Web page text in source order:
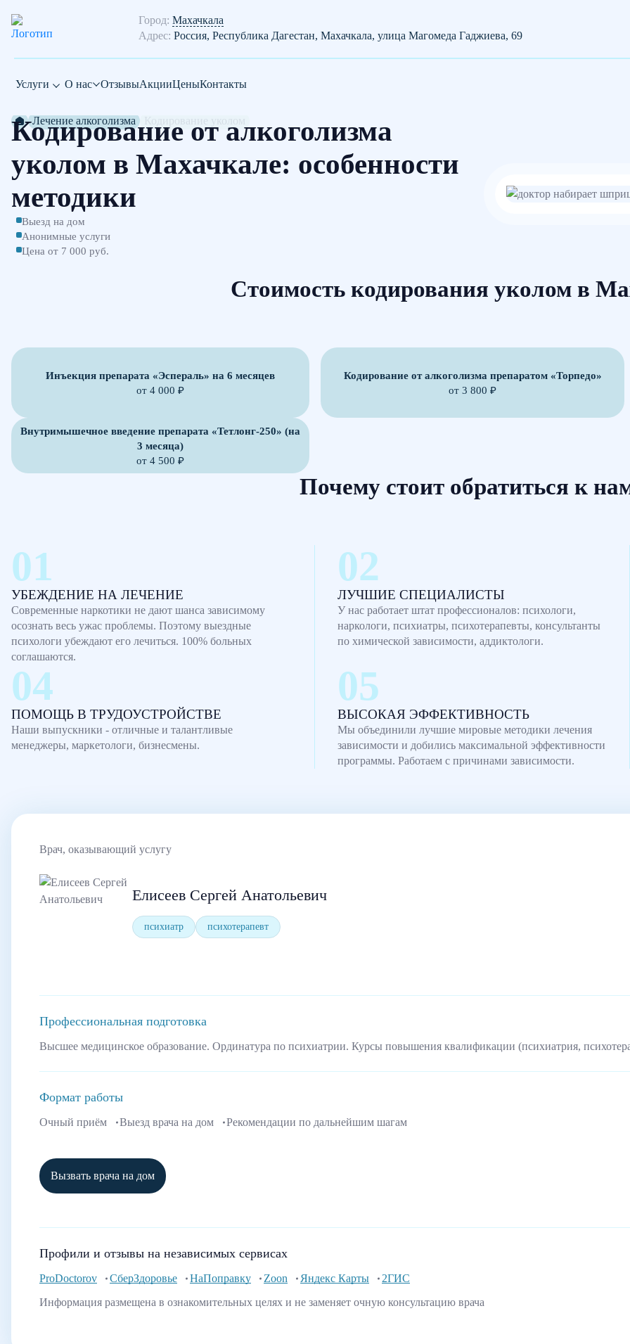
Город: Махачкала
Адрес: Россия, Республика Дагестан, Махачкала, улица Магомеда Гаджиева, 69
Услуги О нас ОтзывыАкцииЦеныКонтакты
Лечение алкоголизма
Кодирование от алкоголизма
уколом в Махачкале: особенности
методики
Выезд на дом
Анонимные услуги
Цена от 7 000 руб.
Стоимость кодирования уколом в
Инъекция препарата «Эспераль» на 6 месяцев
от 4 000 ₽
Кодирование от алкоголизма препаратом «Торпедо»
от 3 800 ₽
Внутримышечное введение препарата «Тетлонг-250» (на
3 месяца)
от 4 500 ₽
Почему стоит обратиться к
УБЕЖДЕНИЕ НА ЛЕЧЕНИЕ
Современные наркотики не дают шанса зависимому
осознать весь ужас проблемы. Поэтому выездные
психологи убеждают его лечиться. 100% больных
соглашаются.
ЛУЧШИЕ СПЕЦИАЛИСТЫ
У нас работает штат профессионалов: психологи,
наркологи, психиатры, психотерапевты, консультанты
по химической зависимости, аддиктологи.
ПОМОЩЬ В ТРУДОУСТРОЙСТВЕ
Наши выпускники - отличные и талантливые
менеджеры, маркетологи, бизнесмены.
ВЫСОКАЯ ЭФФЕКТИВНОСТЬ
Мы объединили лучшие мировые методики лечения
зависимости и добились максимальной эффективности
программы. Работаем с причинами зависимости.
Врач, оказывающий услугу
Елисеев Сергей Анатольевич
психиатр психотерапевт
Профессиональная подготовка
Высшее медицинское образование. Ординатура по психиатрии. Курсы повышения квалификации (психиатрия,
Формат работы
Очный приём Выезд врача на дом Рекомендации по дальнейшим шагам
Вызвать врача на дом
Профили и отзывы на независимых сервисах
ProDoctorov СберЗдоровье НаПоправку Zoon Яндекс Карты
2ГИС
Информация размещена в ознакомительных целях и не заменяет очную консультацию врача